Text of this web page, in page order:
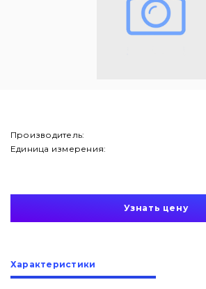
О нас
Производитель:
Единица измерения:
Узнать цену
Характеристики